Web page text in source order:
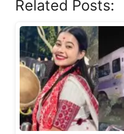
at
s
A
p
p
c
e
b
o
o
k
e
gr
a
m
y
n
k
Related Posts: